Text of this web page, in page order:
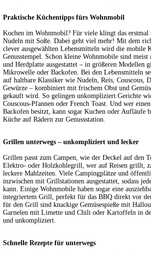
Praktische Küchentipps fürs Wohnmobil
Kochen im Wohnmobil? Für viele klingt das erstmal
Nudeln mit Soße. Dabei geht viel mehr! Mit dem
clever ausgewählten Lebensmitteln wird die mobile
Genusstempel. Schon kleine Wohnmobile sind
und Herdplatte ausgestattet – in größeren Modellen
Mikrowelle oder Backofen. Bei den Lebensmitteln
auf haltbare Klassiker wie Nudeln, Reis, Couscous,
Gewürze – kombiniert mit frischem Obst und
gekauft wird. So gelingen unkompliziert Gerichte
Couscous-Pfannen oder French Toast. Und wer
Backofen besitzt, kann sogar Kuchen oder Aufläufe
Küche auf Rädern zur Genussstation.
Grillen unterwegs – unkompliziert und lecker
Grillen passt zum Campen, wie der Deckel auf den
Elektro- oder Holzkohlegrill, wer auf Reisen grillt,
leckere Mahlzeiten. Viele Campingplätze und
inzwischen mit Grillstationen ausgestattet, sodass
kann. Einige Wohnmobile haben sogar eine
integriertem Grill, perfekt für das BBQ direkt vor
für den Grill sind knackige Gemüsespieße mit
Garnelen mit Limette und Chili oder Kartoffeln in
und unkompliziert.
Schnelle Rezepte für unterwegs